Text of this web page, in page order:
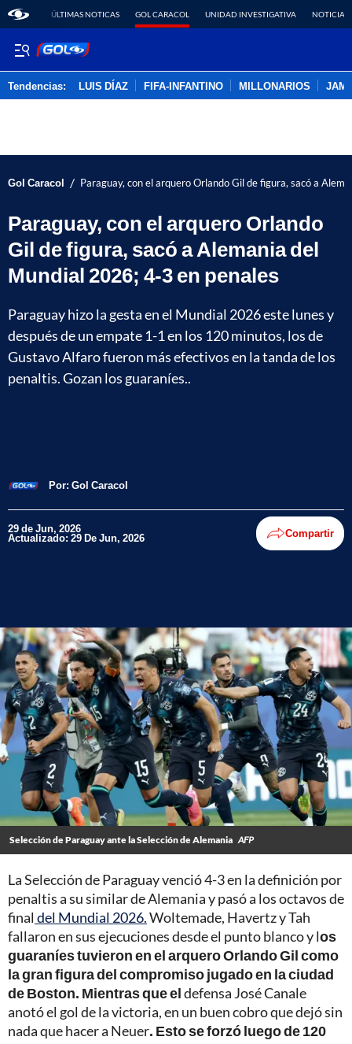
ÚLTIMAS NOTICAS GOL CARACOL UNIDAD INVESTIGATIVA NOTICIAS
Tendencias: LUIS DÍAZ FIFA-INFANTINO MILLONARIOS
Gol Caracol / Paraguay, con el arquero Orlando Gil de figura, sacó a
Paraguay, con el arquero Orlando
Gil de figura, sacó a Alemania del
Mundial 2026; 4-3 en penales
Paraguay hizo la gesta en el Mundial 2026 este lunes y
después de un empate 1-1 en los 120 minutos, los de
Gustavo Alfaro fueron más efectivos en la tanda de los
penaltis. Gozan los guaraníes..
Por: Gol Caracol
29 de Jun, 2026
Actualizado: 29 De Jun, 2026 Compartir
Selección de Paraguay ante la Selección de Alemania AFP
La Selección de Paraguay venció 4-3 en la definición por
penaltis a su similar de Alemania y pasó a los octavos de
final del Mundial 2026.Woltemade, Havertz y Tah
fallaron en sus ejecuciones desde el punto blanco y los
guaraníes tuvieron en el arquero Orlando Gil como
la gran figura del compromiso jugado en la ciudad
de Boston. Mientras que eldefensa José Canale
anotó el gol de la victoria, en un buen cobro que dejó sin
nada que hacer a Neuer. Esto se forzó luego de 120